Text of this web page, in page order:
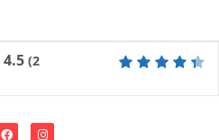
4.5 (2